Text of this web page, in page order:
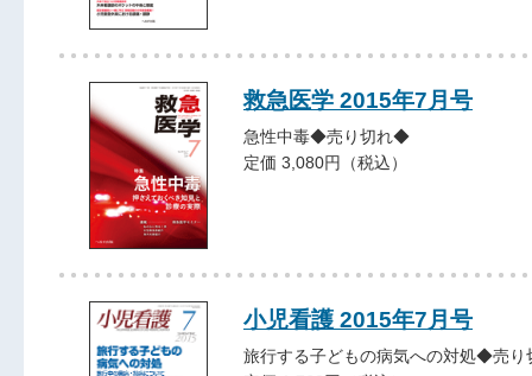
救急医学 2015年7月号
急性中毒◆売り切れ◆
定価 3,080円（税込）
小児看護 2015年7月号
旅行する子どもの病気への対処◆売